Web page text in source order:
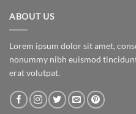
ABOUT US
Lorem ipsum dolor sit amet,
nonummy nibh euismod
erat volutpat.